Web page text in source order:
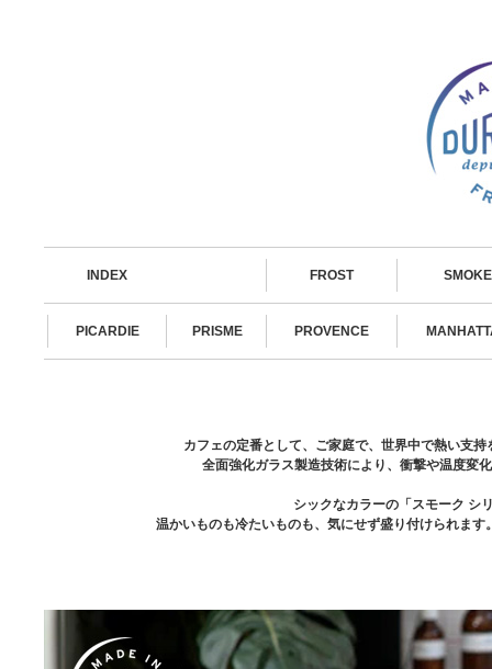
INDEX FROST SMOKE
PICARDIE PRISME PROVENCE
カフェの定番として、ご家庭で、世界中で熱い支
全面強化ガラス製造技術により、衝撃や温度変
シックなカラーの「スモーク シ
温かいものも冷たいものも、気にせず盛り付けられま